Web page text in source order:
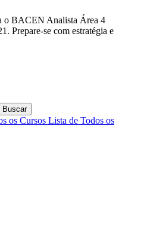
o BACEN Analista Área 4
Prepare-se com estratégia e
Buscar
os Cursos Lista de Todos os